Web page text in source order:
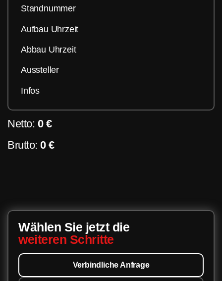
Standnummer
Aufbau Uhrzeit
Abbau Uhrzeit
Aussteller
Infos
Netto: 0 €
Brutto: 0 €
Wählen Sie jetzt die
weiteren Schritte
Verbindliche Anfrage